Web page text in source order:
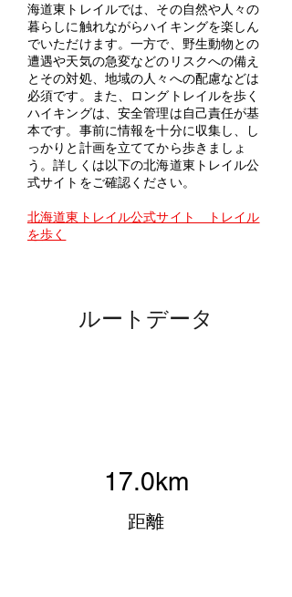
海道東トレイルでは、その自然や人々の
暮らしに触れながらハイキングを楽しん
でいただけます。一方で、野生動物との
遭遇や天気の急変などのリスクへの備え
とその対処、地域の人々への配慮などは
必須です。また、ロングトレイルを歩く
ハイキングは、安全管理は自己責任が基
本です。事前に情報を十分に収集し、し
っかりと計画を立ててから歩きましょ
う。詳しくは以下の北海道東トレイル公
式サイトをご確認ください。
北海道東トレイル公式サイト トレイル
を歩く
​ルートデータ
17.0km
​距離